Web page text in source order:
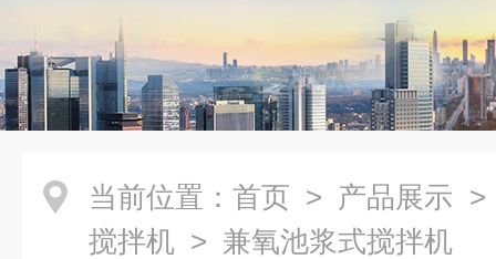
当前位置： 首页 > 产品展示
搅拌机 > 兼氧池浆式搅拌机